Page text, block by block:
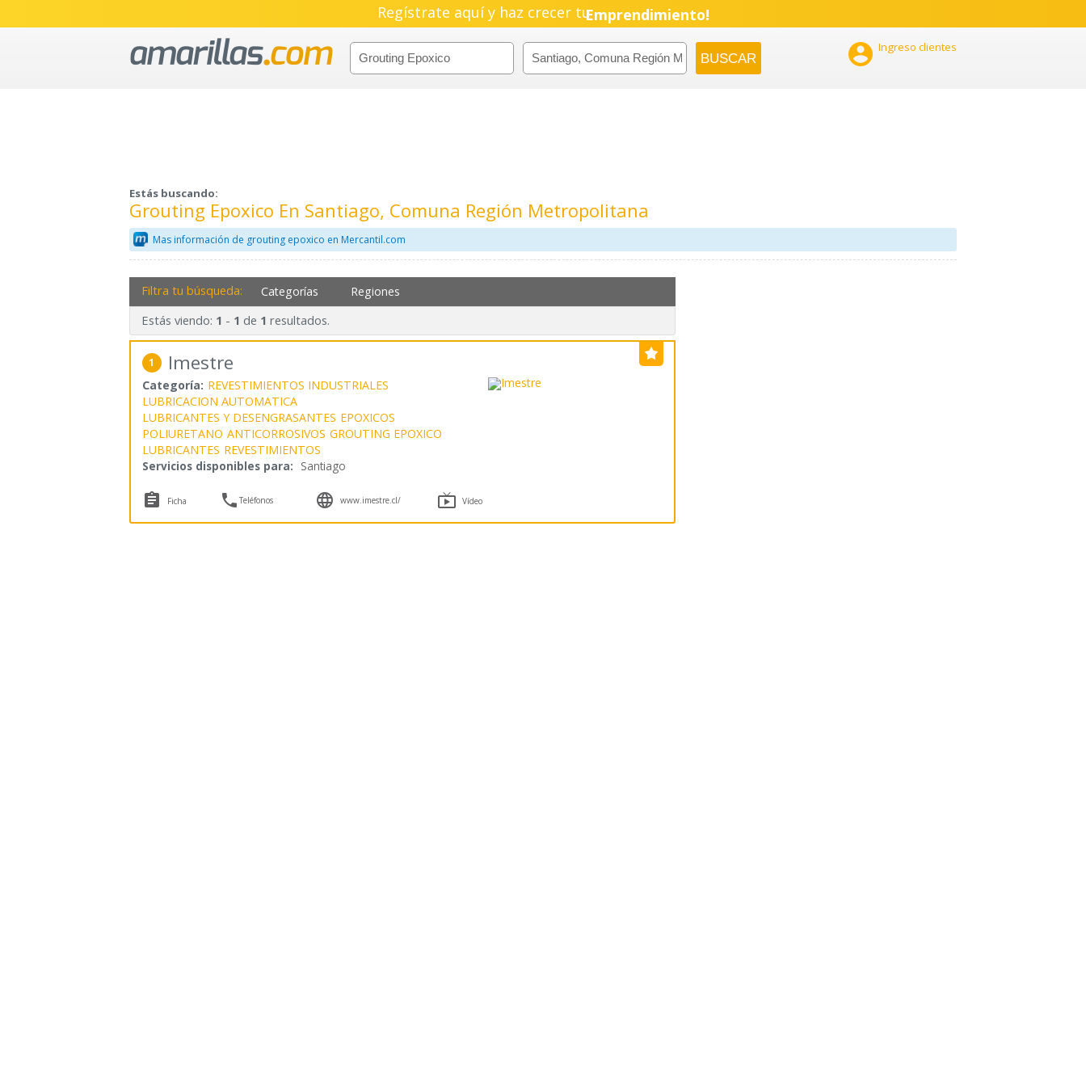
Regístrate aquí y haz crecer tuEmprendimiento!
 Ingreso clientes
Estás buscando:
Grouting Epoxico En Santiago, Comuna Región Metropolitana
Mas información de grouting epoxico en Mercantil.com
Filtra tu búsqueda: Categorías Regiones
Estás viendo: 1 - 1 de 1 resultados.
1 Imestre
Categoría: REVESTIMIENTOS INDUSTRIALES
LUBRICACION AUTOMATICA
LUBRICANTES Y DESENGRASANTES EPOXICOS
POLIURETANO ANTICORROSIVOS GROUTING EPOXICO
LUBRICANTES REVESTIMIENTOS
Servicios disponibles para: Santiago
 Ficha Teléfonos  www.imestre.cl/  Vídeo